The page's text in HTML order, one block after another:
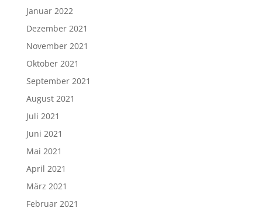
Januar 2022
Dezember 2021
November 2021
Oktober 2021
September 2021
August 2021
Juli 2021
Juni 2021
Mai 2021
April 2021
März 2021
Februar 2021